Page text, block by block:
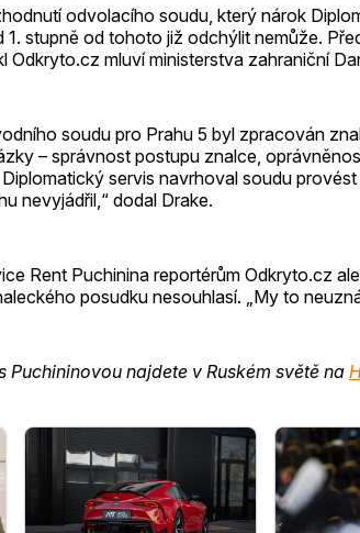
odvolacího soudu, který nárok
stupně od tohoto již odchýlit nemůže.
Odkryto.cz mluví ministerstva zahraniční
soudu pro Prahu 5 byl zpracován
– správnost postupu znalce,
servis navrhoval soudu provést
nevyjádřil,“ dodal Drake.
Rent Puchinina reportérům Odkryto.cz
posudku nesouhlasí. „My to
najdete v Ruském světě na